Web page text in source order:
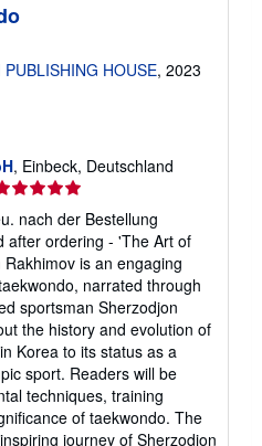
PUBLISHING HOUSE, 2023
, Einbeck, Deutschland
nach der Bestellung
after ordering - 'The Art of
is an engaging
narrated through
sportsman Sherzodjon
the history and evolution of
Korea to its status as a
sport. Readers will be
techniques, training
of taekwondo. The
journey of Sherzodjon